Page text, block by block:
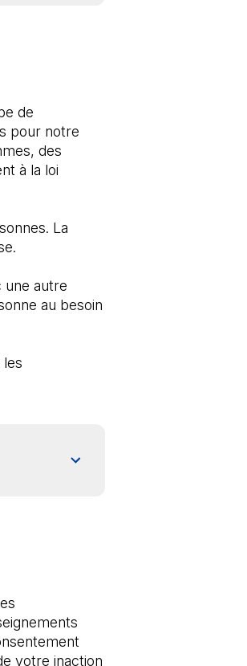
de
pour notre
des
à la loi
La
une autre
au besoin
les
votre inaction